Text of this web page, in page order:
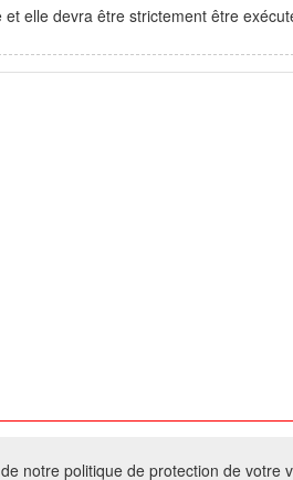
elle devra être strictement être
sans accord du propriétaire.
notre politique de protection de votre